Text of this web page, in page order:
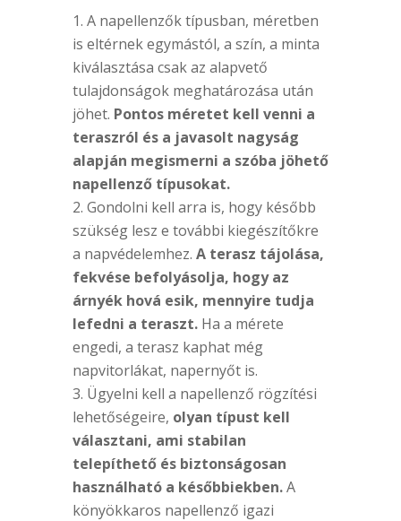
A napellenzők típusban, méretben
is eltérnek egymástól, a szín, a minta
kiválasztása csak az alapvető
tulajdonságok meghatározása után
jöhet. Pontos méretet kell venni a
teraszról és a javasolt nagyság
alapján megismerni a szóba jöhető
napellenző típusokat.
Gondolni kell arra is, hogy később
szükség lesz e további kiegészítőkre
a napvédelemhez. A terasz tájolása,
fekvése befolyásolja, hogy az
árnyék hová esik, mennyire tudja
lefedni a teraszt. Ha a mérete
engedi, a terasz kaphat még
napvitorlákat, napernyőt is.
Ügyelni kell a napellenző rögzítési
lehetőségeire, olyan típust kell
választani, ami stabilan
telepíthető és biztonságosan
használható a későbbiekben.A
könyökkaros napellenző igazi